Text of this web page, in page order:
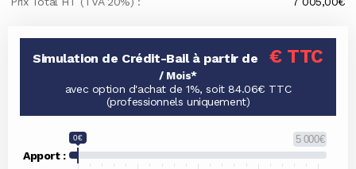
Apport :
5 000€
0€
Simulation de Crédit-Bail à partir de € TTC
/ Mois*
avec option d'achat de 1%, soit 84.06€ TTC
(professionnels uniquement)